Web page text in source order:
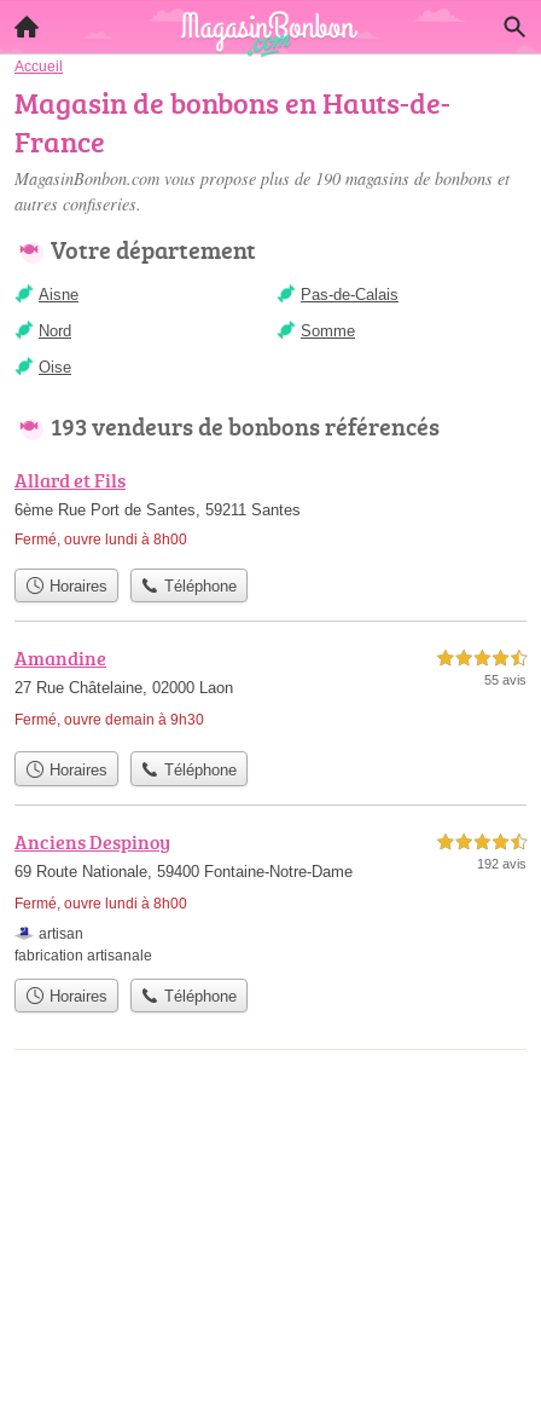
Accueil
Magasin de bonbons en Hauts-de-
France
MagasinBonbon.com vous propose plus de 190 magasins de bonbons et
autres confiseries.
Votre département
Aisne
Nord
Oise
Pas-de-Calais
Somme
193 vendeurs de bonbons référencés
Allard et Fils
6ème Rue Port de Santes, 59211 Santes
Fermé, ouvre lundi à 8h00
Horaires Téléphone
Amandine
27 Rue Châtelaine, 02000 Laon
Fermé, ouvre demain à 9h30
4,5 étoiles sur 5
55 avis
Horaires Téléphone
Anciens Despinoy
69 Route Nationale, 59400 Fontaine-Notre-Dame
Fermé, ouvre lundi à 8h00
4,5 étoiles sur 5
192 avis
artisan
fabrication artisanale
Horaires Téléphone